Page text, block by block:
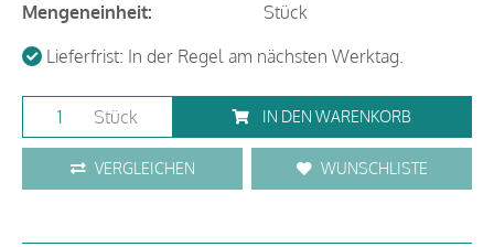
Mengeneinheit:
Stück
Lieferfrist: In der Regel am nächsten Werktag.
Stück IN DEN WARENKORB
VERGLEICHEN WUNSCHLISTE